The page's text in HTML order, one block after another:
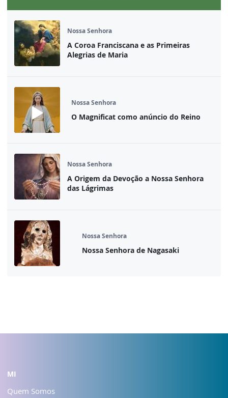
Nossa Senhora
A Coroa Franciscana e as Primeiras
Alegrias de Maria
Nossa Senhora
O Magnificat como anúncio do Reino
Nossa Senhora
A Origem da Devoção a Nossa Senhora
das Lágrimas
Nossa Senhora
Nossa Senhora de Nagasaki
MI
Quem Somos